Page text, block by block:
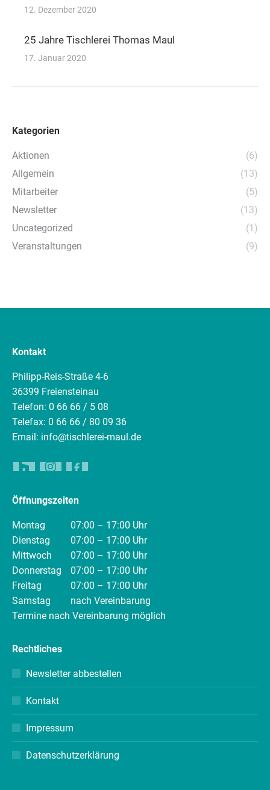
12. Dezember 2020
25 Jahre Tischlerei Thomas Maul
17. Januar 2020
Kategorien
Aktionen
(6)
Allgemein
(13)
Mitarbeiter
(5)
Newsletter
(13)
Uncategorized
(1)
Veranstaltungen
(9)
Kontakt
Philipp-Reis-Straße 4-6
36399 Freiensteinau
Telefon: 0 66 66 / 5 08
Telefax: 0 66 66 / 80 09 36
Email: info@tischlerei-maul.de
Öffnungszeiten
Montag
07:00 – 17:00 Uhr
Dienstag
07:00 – 17:00 Uhr
Mittwoch
07:00 – 17:00 Uhr
Donnerstag
07:00 – 17:00 Uhr
Freitag
07:00 – 17:00 Uhr
Samstag
nach Vereinbarung
Termine nach Vereinbarung möglich
Rechtliches
Newsletter abbestellen
Kontakt
Impressum
Datenschutzerklärung